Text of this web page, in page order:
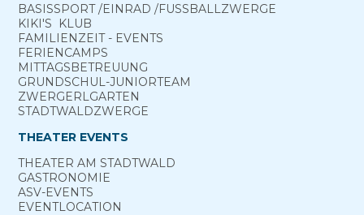
BASIS­SPORT ­/EINRAD /­FUSS­BALL­ZWERGE
KIKI'S ­ KLUB
FAMILIENZEIT - EVENTS
FERIEN­CAMPS
MITTAGS­BETREUUNG
GRUND­SCHUL-­JUNIOR­TEAM
ZWERGERL­GARTEN
STADT­WALD­ZWERGE
THEATER EVENTS
THEATER AM­ STADTWALD
GASTRONOMIE
ASV-­EVENTS
EVENTLOCATION